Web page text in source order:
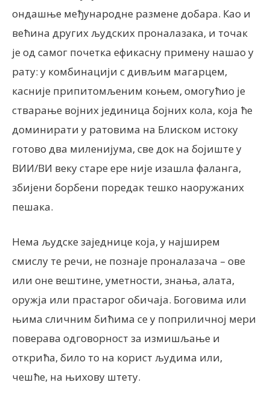
ондашње међународне размене добара. Као и
већина других људских проналазака, и точак
је од самог почетка ефикасну примену нашао у
рату: у комбинацији с дивљим магарцем,
касније припитомљеним коњем, омогућио је
стварање војних јединица бојних кола, која ће
доминирати у ратовима на Блиском истоку
готово два миленијума, све док на бојиште у
ВИИ/ВИ веку старе ере није изашла фаланга,
збијени борбени поредак тешко наоружаних
пешака.
Нема људске заједнице која, у најширем
смислу те речи, не познаје проналазача – ове
или оне вештине, уметности, знања, алата,
оружја или прастарог обичаја. Боговима или
њима сличним бићима се у поприличној мери
поверава одговорност за измишљање и
открића, било то на корист људима или,
чешће, на њихову штету.